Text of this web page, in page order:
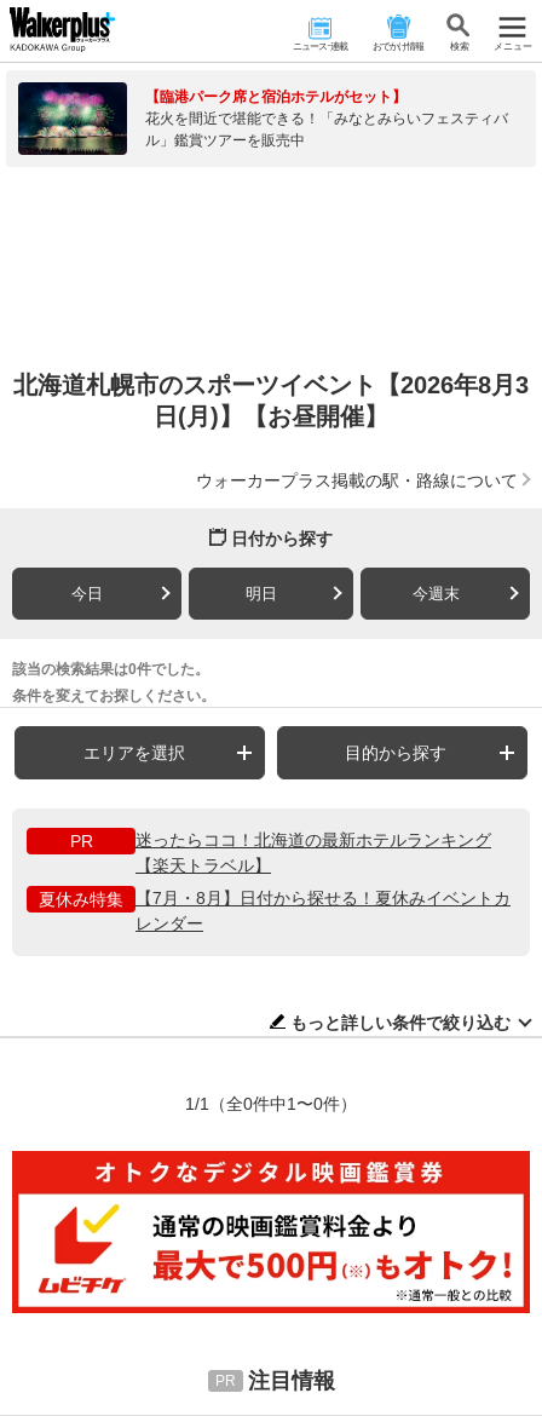
ニュース･連載 おでかけ情報 検 索 メニュー
【臨港パーク席と宿泊ホテルがセット】
花火を間近で堪能できる！「みなとみらいフェスティバ
ル」鑑賞ツアーを販売中
北海道札幌市のスポーツイベント【2026年8月3
日(月)】【お昼開催】
ウォーカープラス掲載の駅・路線について
日付から探す
今日 明日 今週末
該当の検索結果は0件でした。
条件を変えてお探しください。
エリアを選択 目的から探す
PR
迷ったらココ！北海道の最新ホテルランキング
【楽天トラベル】
夏休み特集
【7月・8月】日付から探せる！夏休みイベントカ
レンダー
もっと詳しい条件で絞り込む
1/1 （全0件中1〜0件）
注目情報